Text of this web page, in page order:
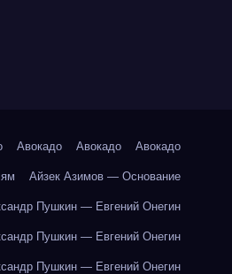
Авокадо Авокадо Авокадо
Айзек Азимов — Основание
Пушкин — Евгений Онегин
Пушкин — Евгений Онегин
Пушкин — Евгений Онегин